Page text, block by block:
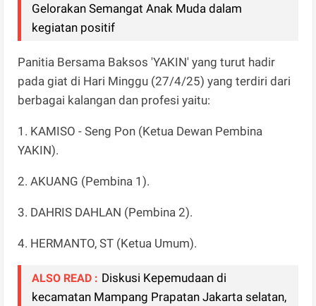
Gelorakan Semangat Anak Muda dalam
kegiatan positif
Panitia Bersama Baksos 'YAKIN' yang turut hadir
pada giat di Hari Minggu (27/4/25) yang terdiri dari
berbagai kalangan dan profesi yaitu:
1. KAMISO - Seng Pon (Ketua Dewan Pembina
YAKIN).
2. AKUANG (Pembina 1).
3. DAHRIS DAHLAN (Pembina 2).
4. HERMANTO, ST (Ketua Umum).
ALSO READ : Diskusi Kepemudaan di
kecamatan Mampang Prapatan Jakarta selatan,